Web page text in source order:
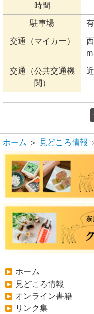
時間
駐車場
交通（マイカー）
交通（公共交通機
関）
ホーム ＞ 見どころ情報
ホーム
見どころ情報
オンライン書籍
リンク集